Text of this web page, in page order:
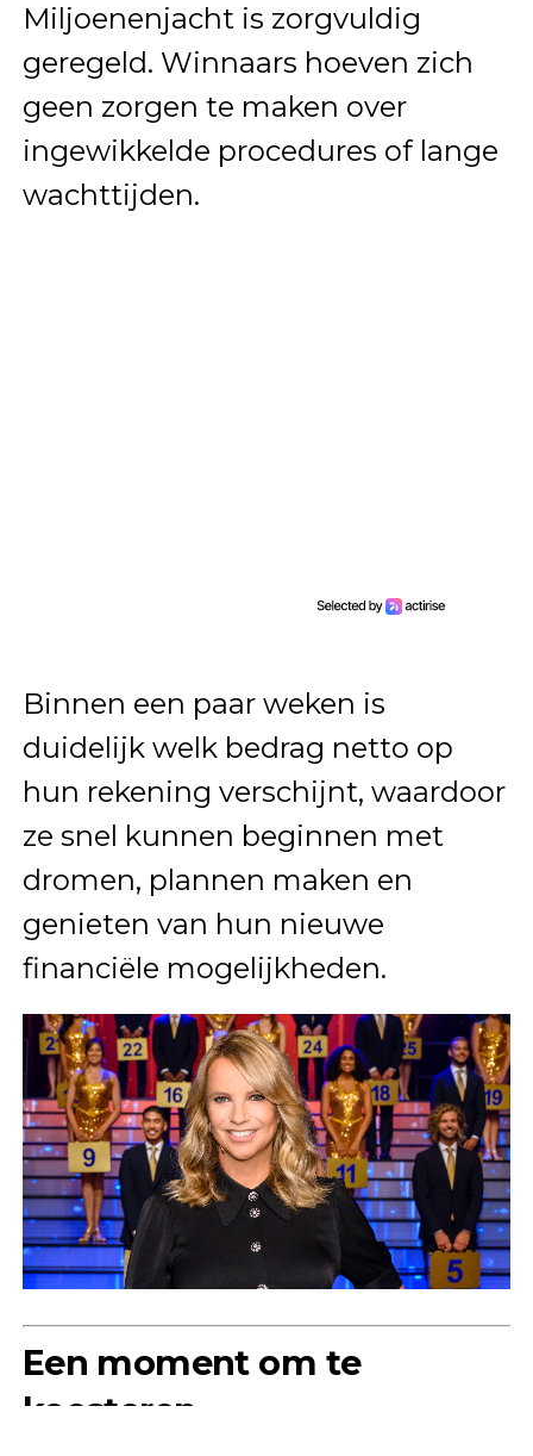
Miljoenenjacht is zorgvuldig
geregeld. Winnaars hoeven zich
geen zorgen te maken over
ingewikkelde procedures of lange
wachttijden.
Binnen een paar weken is
duidelijk welk bedrag netto op
hun rekening verschijnt, waardoor
ze snel kunnen beginnen met
dromen, plannen maken en
genieten van hun nieuwe
financiële mogelijkheden.
Een moment om te
koesteren